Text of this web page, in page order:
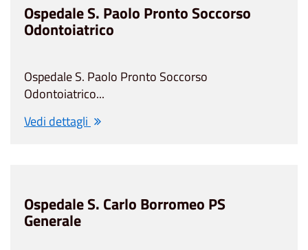
Ospedale S. Paolo Pronto Soccorso
Odontoiatrico
Ospedale S. Paolo Pronto Soccorso
Odontoiatrico...
Vedi dettagli
Ospedale S. Carlo Borromeo PS
Generale